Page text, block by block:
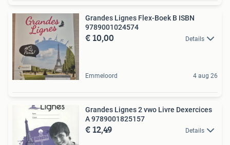
Grandes Lignes Flex-Boek B ISBN
9789001024574
€ 10,00 Details
Emmeloord 4 aug 26
Grandes Lignes 2 vwo Livre Dexercices
A 9789001825157
€ 12,49 Details